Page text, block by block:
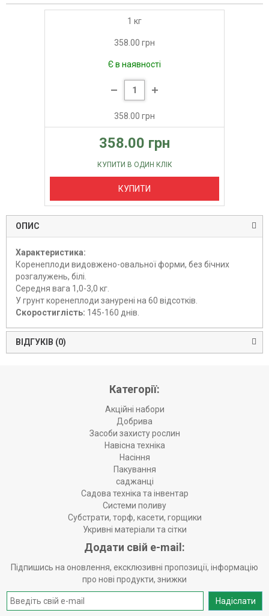
1 кг
358.00 грн
Є в наявності
358.00 грн
358.00 грн
КУПИТИ В ОДИН КЛІК
КУПИТИ
ОПИС
Характеристика:
Коренеплоди видовжено-овальної форми, без бічних
розгалужень, білі.
Середня вага 1,0-3,0 кг.
У грунт коренеплоди занурені на 60 відсотків.
Скоростиглість: 145-160 днів.
ВІДГУКІВ (0)
Категорії:
Акційні набори
Добрива
Засоби захисту рослин
Навісна техніка
Насіння
Пакування
саджанці
Садова техніка та інвентар
Системи поливу
Субстрати, торф, касети, горщики
Укривні матеріали та сітки
Додати свій e-mail:
Підпишись на оновлення, ексклюзивні пропозиції, інформацію
про нові продукти, знижки
Надіслати